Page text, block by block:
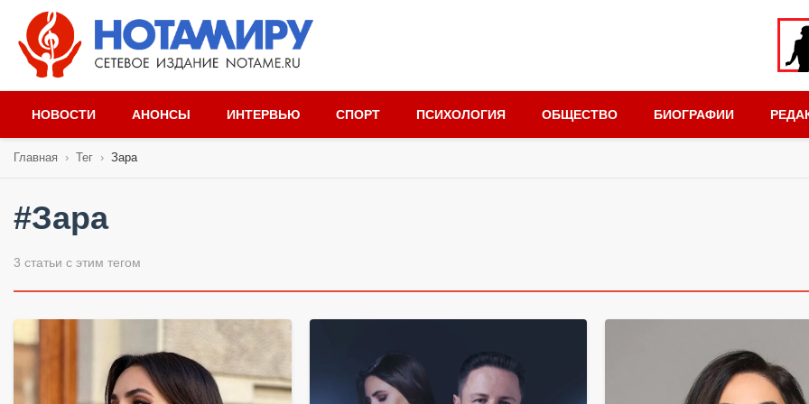
НОВОСТИ АНОНСЫ ИНТЕРВЬЮ СПОРТ ПСИХОЛОГИЯ ОБЩЕСТВО БИОГРАФИИ
Главная › Тег › Зара
#Зара
3 статьи с этим тегом